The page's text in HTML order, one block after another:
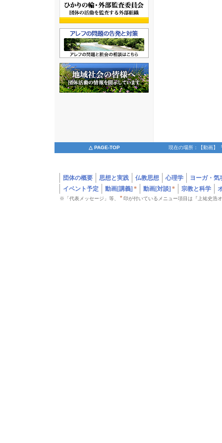
△ PAGE-TOP
現在の場所：【動画】
団体の概要 思想と実践 仏教思想 心理学
ヨーガ・気
イベント予定
動画[講義] * 動画[対談] * 宗教と科学
※「代表メッセージ」等、 * 印が付いているメニュー項目は『上祐史浩